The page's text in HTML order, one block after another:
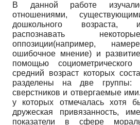
В данной работе
отношениями,
дошкольного возраста,
распознавать
оппозиции(например,
ошибочное мнение) и
помощью
средний возраст которых
разделены на две группы:
сверстников и отвергаемые
у которых отмечалась хотя
дружеская привязанность,
показатели в сфере